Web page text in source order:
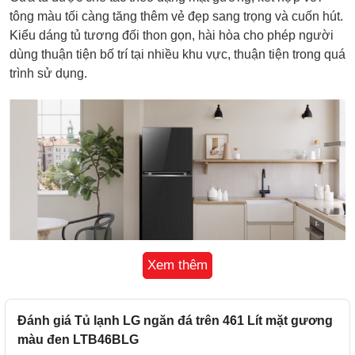
tông màu tối càng tăng thêm vẻ đẹp sang trọng và cuốn hút.
Kiểu dáng tủ tương đối thon gọn, hài hòa cho phép người
dùng thuận tiện bố trí tại nhiều khu vực, thuận tiện trong quá
trình sử dụng.
Tủ Lạnh LG Inverter 461 Lít LTB46BLG sở hữu thiết kế tối
Xem thêm
Đánh giá Tủ lạnh LG ngăn đá trên 461 Lít mặt gương
màu đen LTB46BLG